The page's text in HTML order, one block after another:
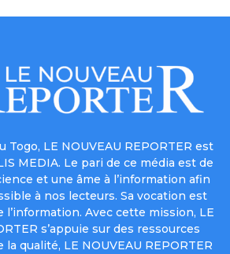
Togo, LE NOUVEAU REPORTER est
MEDIA. Le pari de ce média est de
et une âme à l’information afin
à nos lecteurs. Sa vocation est
l’information. Avec cette mission, LE
s’appuie sur des ressources
qualité, LE NOUVEAU REPORTER